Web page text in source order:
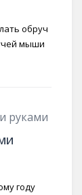
обруч
мыши
году